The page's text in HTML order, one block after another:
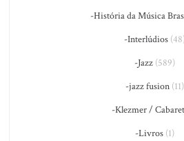
-História da Música
-Interlúdios
-Jazz(589)
-jazz fusion(11)
-Klezmer / Cabaret
-Livros(1)